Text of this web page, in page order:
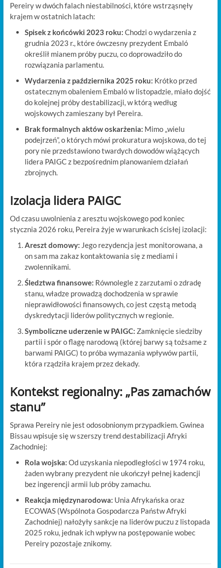
Pereiry w dwóch falach niestabilności, które wstrząsnęły
krajem w ostatnich latach:
Spisek z końcówki 2023 roku: Chodzi o wydarzenia z
grudnia 2023 r., które ówczesny prezydent Embaló
określił mianem próby puczu, co doprowadziło do
rozwiązania parlamentu.
Wydarzenia z października 2025 roku: Krótko przed
ostatecznym obaleniem Embaló w listopadzie, miało dojść
do kolejnej próby destabilizacji, w którą według
wojskowych zamieszany był Pereira.
Brak formalnych aktów oskarżenia: Mimo „wielu
podejrzeń”, o których mówi prokuratura wojskowa, do tej
pory nie przedstawiono twardych dowodów wiążących
lidera PAIGC z bezpośrednim planowaniem działań
zbrojnych.
Izolacja lidera PAIGC
Od czasu uwolnienia z aresztu wojskowego pod koniec
stycznia 2026 roku, Pereira żyje w warunkach ścisłej izolacji:
Areszt domowy: Jego rezydencja jest monitorowana, a
on sam ma zakaz kontaktowania się z mediami i
zwolennikami.
Śledztwa finansowe: Równolegle z zarzutami o zdradę
stanu, władze prowadzą dochodzenia w sprawie
nieprawidłowości finansowych, co jest częstą metodą
dyskredytacji liderów politycznych w regionie.
Symboliczne uderzenie w PAIGC: Zamknięcie siedziby
partii i spór o flagę narodową (której barwy są tożsame z
barwami PAIGC) to próba wymazania wpływów partii,
która rządziła krajem przez dekady.
Kontekst regionalny: „Pas zamachów
stanu”
Sprawa Pereiry nie jest odosobnionym przypadkiem. Gwinea
Bissau wpisuje się w szerszy trend destabilizacji Afryki
Zachodniej:
Rola wojska: Od uzyskania niepodległości w 1974 roku,
żaden wybrany prezydent nie ukończył pełnej kadencji
bez ingerencji armii lub próby zamachu.
Reakcja międzynarodowa: Unia Afrykańska oraz
ECOWAS (Wspólnota Gospodarcza Państw Afryki
Zachodniej) nałożyły sankcje na liderów puczu z listopada
2025 roku, jednak ich wpływ na postępowanie wobec
Pereiry pozostaje znikomy.